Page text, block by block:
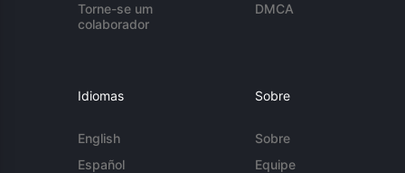
Torne-se um
colaborador
DMCA
Idiomas
English
Español
Sobre
Sobre
Equipe